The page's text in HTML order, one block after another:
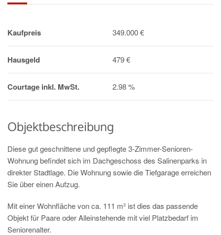
Kaufpreis 349.000 €
Hausgeld 479 €
Courtage inkl. MwSt. 2.98 %
Objektbeschreibung
Diese gut geschnittene und gepflegte 3-Zimmer-Senioren-
Wohnung befindet sich im Dachgeschoss des Salinenparks in
direkter Stadtlage. Die Wohnung sowie die Tiefgarage erreichen
Sie über einen Aufzug.
Mit einer Wohnfläche von ca. 111 m² ist dies das passende
Objekt für Paare oder Alleinstehende mit viel Platzbedarf im
Seniorenalter.